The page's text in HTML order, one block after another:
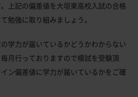
上記の偏差値を大垣東高校入試の合格
勉強に取り組みましょう。
学力が届いているかどうかわからない
月行っておりますので模試を受験頂
ン偏差値に学力が届いているかをご確